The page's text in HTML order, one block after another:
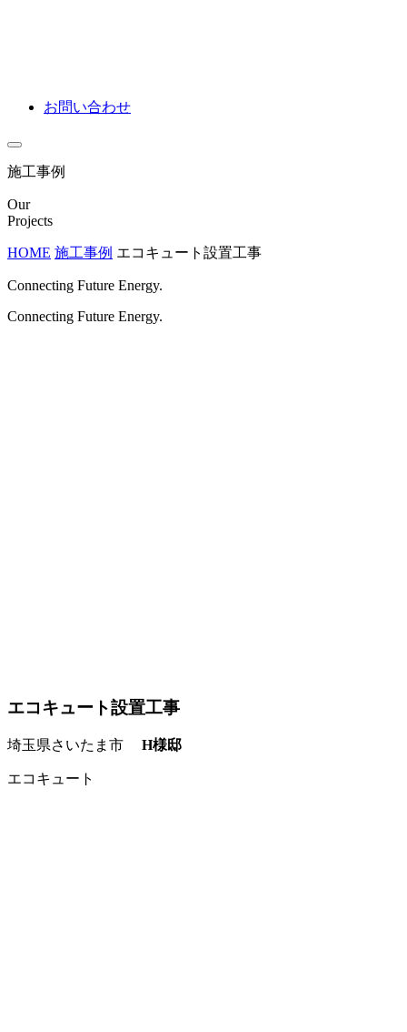
お問い合わせ
施工事例
Our
Projects
HOME 施工事例 エコキュート設置工事
Connecting Future Energy.
Connecting Future Energy.
エコキュート設置工事
埼玉県さいたま市 H様邸
エコキュート